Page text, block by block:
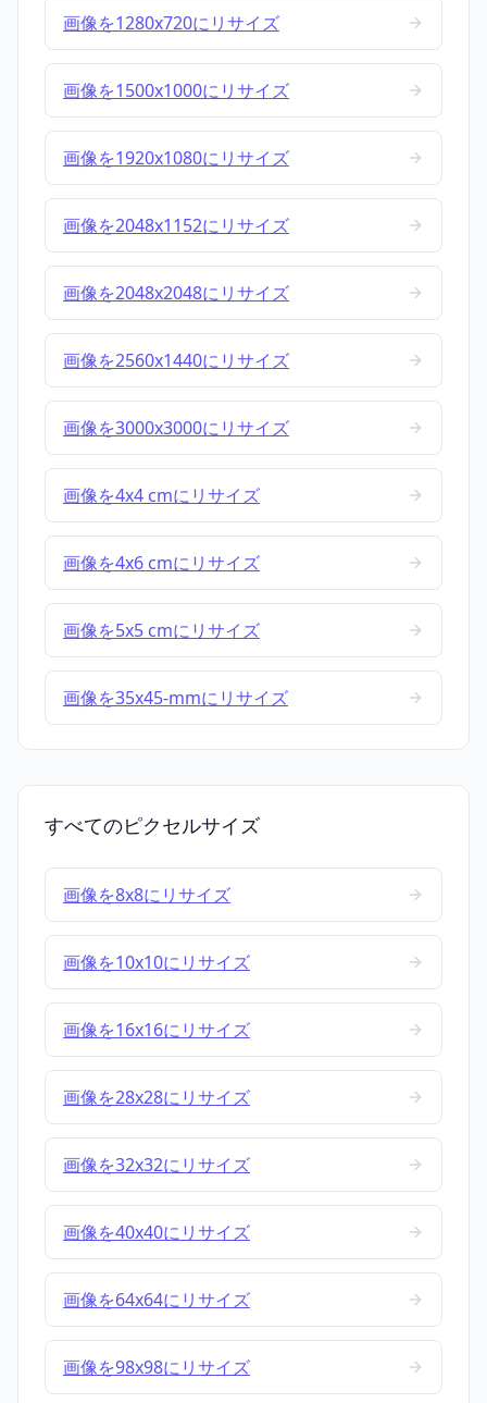
画像を1280x720にリサイズ
画像を1500x1000にリサイズ
画像を1920x1080にリサイズ
画像を2048x1152にリサイズ
画像を2048x2048にリサイズ
画像を2560x1440にリサイズ
画像を3000x3000にリサイズ
画像を4x4 cmにリサイズ
画像を4x6 cmにリサイズ
画像を5x5 cmにリサイズ
画像を35x45-mmにリサイズ
すべてのピクセルサイズ
画像を8x8にリサイズ
画像を10x10にリサイズ
画像を16x16にリサイズ
画像を28x28にリサイズ
画像を32x32にリサイズ
画像を40x40にリサイズ
画像を64x64にリサイズ
画像を98x98にリサイズ